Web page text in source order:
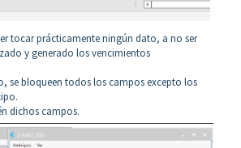
tocar prácticamente ningún dato, a no ser
y generado los vencimientos
se bloqueen todos los campos excepto los
dichos campos.